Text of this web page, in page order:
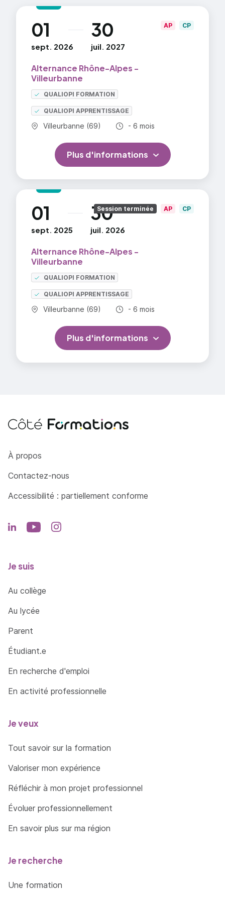
01
sept. 2026
au 30
juil. 2027
Alternance Rhône-Alpes -
Villeurbanne
QUALIOPI FORMATION
QUALIOPI APPRENTISSAGE
Commune :
Villeurbanne (69) Durée totale :
- 6 mois
AP CP
Plus d'informations
01
sept. 2025
au 30
juil. 2026
Alternance Rhône-Alpes -
Villeurbanne
QUALIOPI FORMATION
QUALIOPI APPRENTISSAGE
Commune :
Villeurbanne (69) Durée totale :
- 6 mois
Session terminée AP CP
Plus d'informations
Côté Formations
À propos
Contactez-nous
Accessibilité : partiellement conforme
Je suis
Au collège
Au lycée
Parent
Étudiant.e
En recherche d'emploi
En activité professionnelle
Je veux
Tout savoir sur la formation
Valoriser mon expérience
Réfléchir à mon projet professionnel
Évoluer professionnellement
En savoir plus sur ma région
Je recherche
Une formation